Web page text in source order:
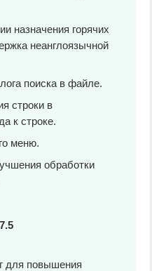
назначения горячих
неанглоязычной
поиска в файле.
строки в
к строке.
меню.
обработки
для повышения